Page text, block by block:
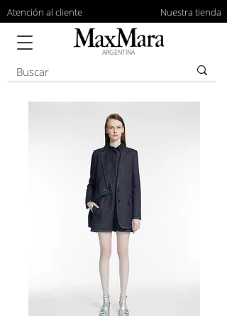
Atención al cliente Nuestra tienda
ARGENTINA